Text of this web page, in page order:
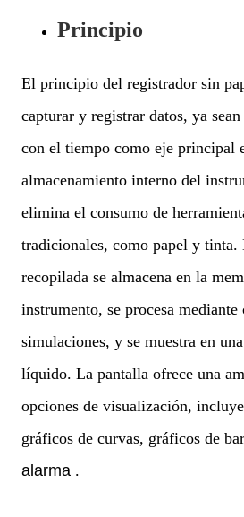
Principio
El principio del registrador sin
capturar y registrar datos, ya
con el tiempo como eje principal
almacenamiento interno del
elimina el consumo de
tradicionales, como papel y
recopilada se almacena en la
instrumento, se procesa
simulaciones, y se muestra en
líquido. La pantalla ofrece una
opciones de visualización,
gráficos de curvas, gráficos de
alarma .